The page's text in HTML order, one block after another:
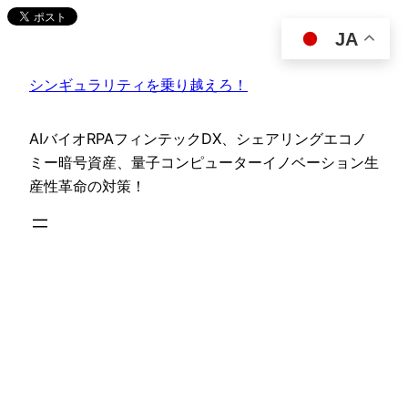
内
ス
ッ
プ
シンギュラリティを乗り越えろ！
AIバイオRPAフィンテックDX、シェアリングエコノ
ミー暗号資産、量子コンピューターイノベーション生
産性革命の対策！
JA